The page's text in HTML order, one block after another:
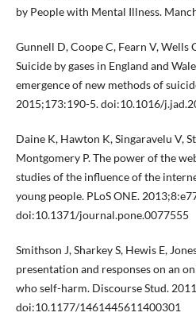
by People with Mental Illness.
Gunnell D, Coope C, Fearn V, Wells
Suicide by gases in England and
emergence of new methods of
2015;173:190-5. doi:10.1016/
Daine K, Hawton K, Singaravelu V,
Montgomery P. The power of the
studies of the influence of the
young people. PLoS ONE.
doi:10.1371/journal.pone.0077555
Smithson J, Sharkey S, Hewis E,
presentation and responses on an
who self-harm. Discourse Stud.
doi:10.1177/1461445611400301